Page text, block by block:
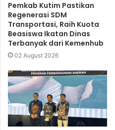
Pemkab Kutim Pastikan
Regenerasi SDM
Transportasi, Raih Kuota
Beasiswa Ikatan Dinas
Terbanyak dari Kemenhub
02 August 2026